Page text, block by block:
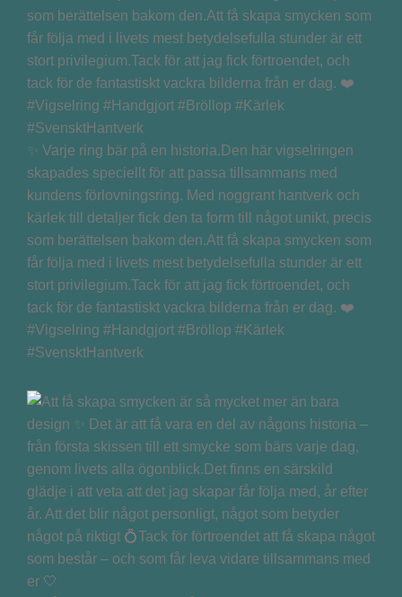
✨ Varje ring bär på en historia.Den här vigselringen
skapades speciellt för att passa tillsammans med
kundens förlovningsring. Med noggrant hantverk och
kärlek till detaljer fick den ta form till något unikt, precis
som berättelsen bakom den.Att få skapa smycken som
får följa med i livets mest betydelsefulla stunder är ett
stort privilegium.Tack för att jag fick förtroendet, och
tack för de fantastiskt vackra bilderna från er dag. ❤️
#Vigselring #Handgjort #Bröllop #Kärlek
#SvensktHantverk